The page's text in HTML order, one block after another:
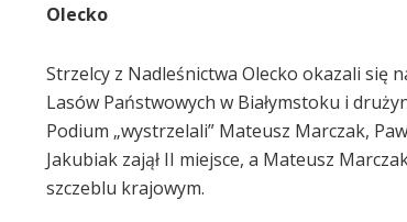
Olecko
Strzelcy z Nadleśnictwa Olecko okazali się
Lasów Państwowych w Białymstoku i
Podium „wystrzelali” Mateusz Marczak,
Jakubiak zajął II miejsce, a Mateusz
szczeblu krajowym.